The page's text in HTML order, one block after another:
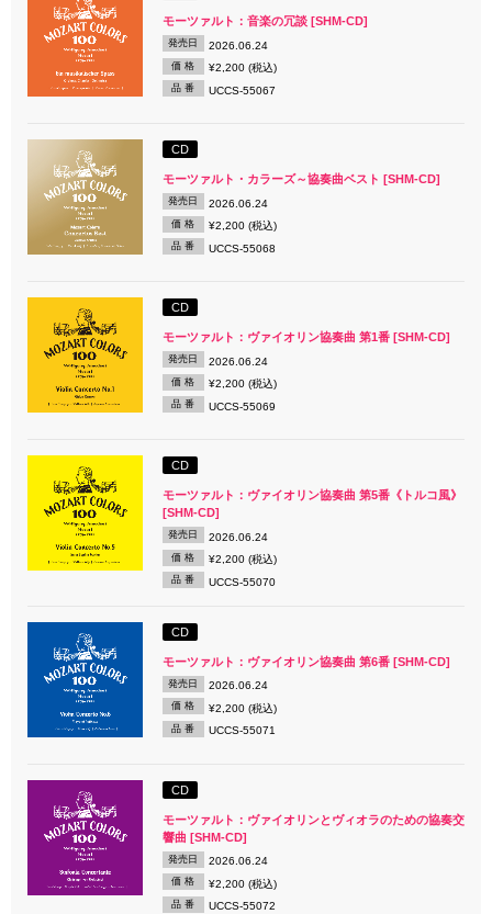
モーツァルト：音楽の冗談 [SHM-CD]
発売日 2026.06.24
価 格 ¥2,200 (税込)
品 番 UCCS-55067
CD
モーツァルト・カラーズ～協奏曲ベスト [SHM-CD]
発売日 2026.06.24
価 格 ¥2,200 (税込)
品 番 UCCS-55068
CD
モーツァルト：ヴァイオリン協奏曲 第1番 [SHM-CD]
発売日 2026.06.24
価 格 ¥2,200 (税込)
品 番 UCCS-55069
CD
モーツァルト：ヴァイオリン協奏曲 第5番《トルコ風》
[SHM-CD]
発売日 2026.06.24
価 格 ¥2,200 (税込)
品 番 UCCS-55070
CD
モーツァルト：ヴァイオリン協奏曲 第6番 [SHM-CD]
発売日 2026.06.24
価 格 ¥2,200 (税込)
品 番 UCCS-55071
CD
モーツァルト：ヴァイオリンとヴィオラのための協奏交
響曲 [SHM-CD]
発売日 2026.06.24
価 格 ¥2,200 (税込)
品 番 UCCS-55072